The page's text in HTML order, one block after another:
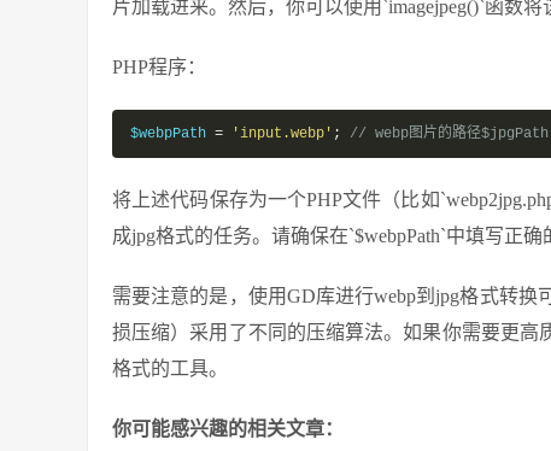
片加载进来。然后，你可以使用`imagejpeg()`函数
PHP程序：
$webpPath = 'input.webp' ; // webp图片的路径
将上述代码保存为一个PHP文件（比如
成jpg格式的任务。请确保在`$webpPath`中填写正
需要注意的是，使用GD库进行webp到jpg格式转
损压缩）采用了不同的压缩算法。如果你需要更高
格式的工具。
你可能感兴趣的相关文章：